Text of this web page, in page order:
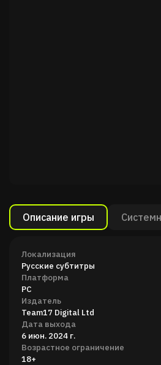
Описание игры
Локализация
Русские субтитры
Платформа
PC
Издатель
Team17 Digital Ltd
Дата выхода
6 июн. 2024 г.
Возрастное ограничение
18+